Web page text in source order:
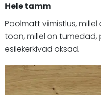
Hele tamm
Poolmatt viimistlus,
toon, millel on
esilekerkivad oksad.